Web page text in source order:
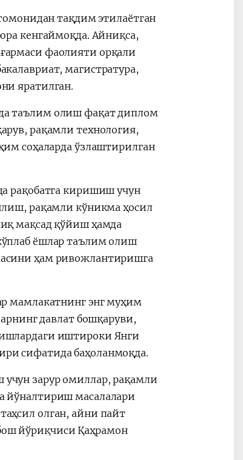
тақдим этилаётган
кенгаймоқда. Айниқса,
фаолияти орқали
магистратура,
яратилган.
таълим олиш фақат диплом
рақамли технология,
соҳаларда ўзлаштирилган
рақобатга киришиш учун
рақамли кўникма ҳосил
мақсад қўйиш ҳамда
ёшлар таълим олиш
ҳам ривожлантиришга
мамлакатнинг энг муҳим
давлат бошқаруви,
иштироки Янги
сифатида баҳоланмоқда.
зарур омиллар, рақамли
йўналтириш масалалари
олган, айни пайт
йўриқчиси Қаҳрамон